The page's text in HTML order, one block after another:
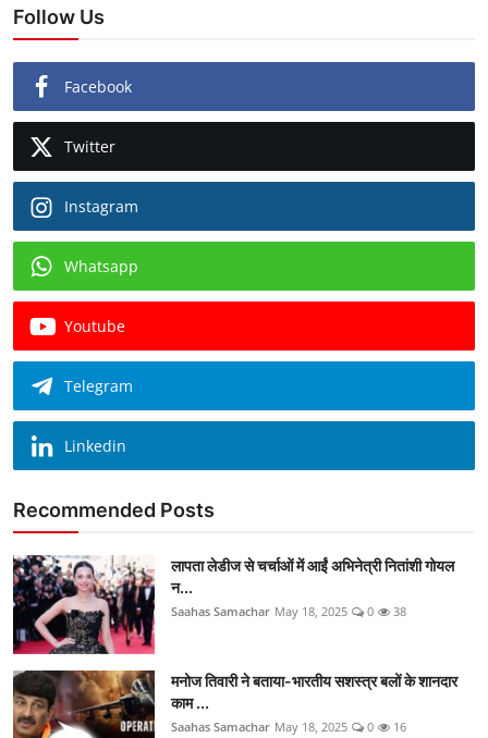
Follow Us
Facebook
Twitter
Instagram
Whatsapp
Youtube
Telegram
Linkedin
Recommended Posts
लापता लेडीज से चर्चाओं में आईं अभिनेत्री नितांशी गोयल
न...
Saahas Samachar May 18, 2025 0 38
मनोज तिवारी ने बताया-भारतीय सशस्त्र बलों के शानदार
काम ...
Saahas Samachar May 18, 2025 0 16